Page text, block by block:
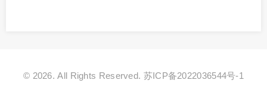
© 2026. All Rights Reserved. 苏ICP备2022036544号-1